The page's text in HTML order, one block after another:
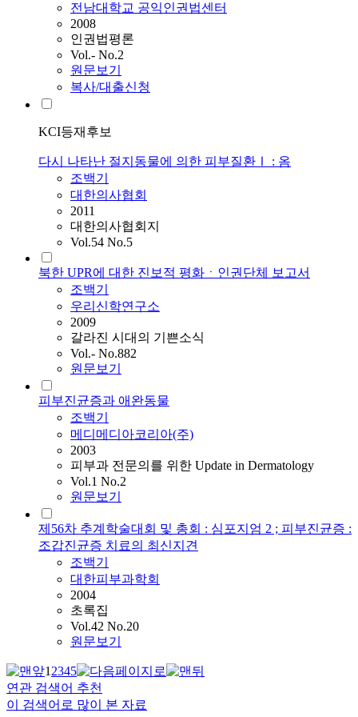
전남대학교 공익인권법센터
2008
인권법평론
Vol.- No.2
원문보기
복사/대출신청
KCI등재후보
다시 나타난 절지동물에 의한 피부질환Ⅰ : 옴
조백기
대한의사협회
2011
대한의사협회지
Vol.54 No.5
북한 UPR에 대한 진보적 평화ㆍ인권단체 보고서
조백기
우리신학연구소
2009
갈라진 시대의 기쁜소식
Vol.- No.882
원문보기
피부진균증과 애완동물
조백기
메디메디아코리아(주)
2003
피부과 전문의를 위한 Update in Dermatology
Vol.1 No.2
원문보기
제56차 추계학술대회 및 총회 : 심포지엄 2 ; 피부진균증 :
조갑진균증 치료의 최신지견
조백기
대한피부과학회
2004
초록집
Vol.42 No.20
원문보기
12345
연관 검색어 추천
이 검색어로 많이 본 자료